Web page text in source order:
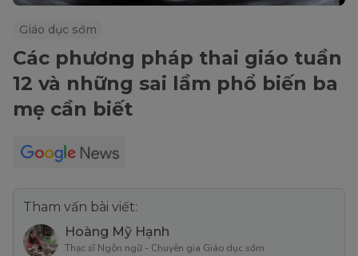
Giáo dục sớm
Các phương pháp thai giáo tuần
12 và những sai lầm phổ biến ba
mẹ cần biết
Tham vấn bài viết:
Hoàng Mỹ Hạnh
Thạc sĩ Ngôn ngữ - Chuyên gia Giáo dục sớm